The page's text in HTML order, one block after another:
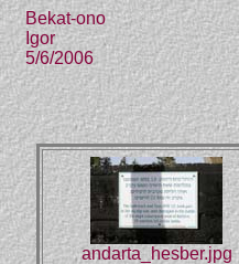
Bekat-ono
Igor
5/6/2006
andarta_hesber.jpg